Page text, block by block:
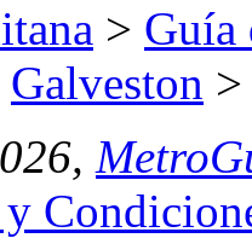
> Guía
Galveston